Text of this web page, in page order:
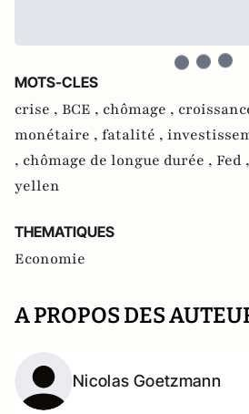
MOTS-CLES
crise , BCE , chômage ,
monétaire , fatalité ,
, chômage de longue durée , Fed ,
yellen
THEMATIQUES
Economie
A PROPOS DES
Nicolas Goetzmann